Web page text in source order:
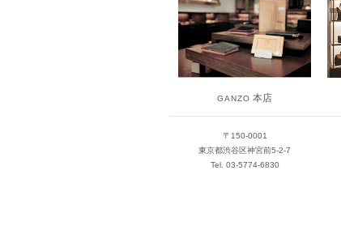
GANZO 本店
〒150-0001
東京都渋谷区神宮前5-2-7
Tel. 03-5774-6830